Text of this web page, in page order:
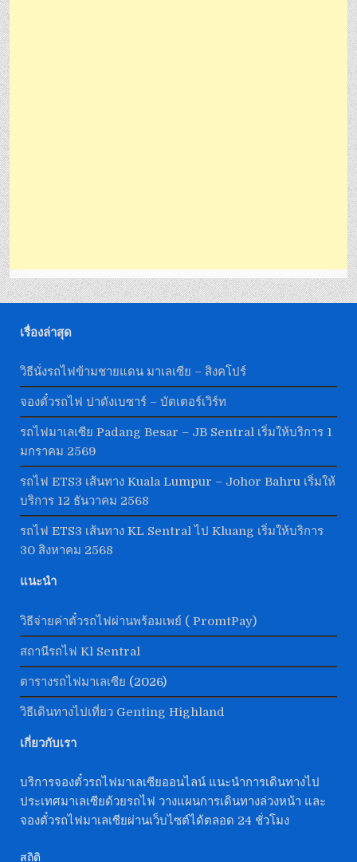
เรื่องล่าสุด
วิธีนั่งรถไฟข้ามชายแดน มาเลเซีย – สิงคโปร์
จองตั๋วรถไฟ ปาดังเบซาร์ – บัตเตอร์เวิร์ท
รถไฟมาเลเซีย Padang Besar – JB Sentral เริ่มให้บริการ 1
มกราคม 2569
รถไฟ ETS3 เส้นทาง Kuala Lumpur – Johor Bahru เริ่มให้
บริการ 12 ธันวาคม 2568
รถไฟ ETS3 เส้นทาง KL Sentral ไป Kluang เริ่มให้บริการ
30 สิงหาคม 2568
แนะนำ
วิธีจ่ายค่าตั๋วรถไฟผ่านพร้อมเพย์ ( PromtPay)
สถานีรถไฟ Kl Sentral
ตารางรถไฟมาเลเซีย (2026)
วิธีเดินทางไปเที่ยว Genting Highland
เกี่ยวกับเรา
บริการจองตั๋วรถไฟมาเลเซียออนไลน์ แนะนำการเดินทางไป
ประเทศมาเลเซียด้วยรถไฟ วางแผนการเดินทางล่วงหน้า และ
จองตั๋วรถไฟมาเลเซียผ่านเว็บไซต์ได้ตลอด 24 ชั่วโมง
สถิติ